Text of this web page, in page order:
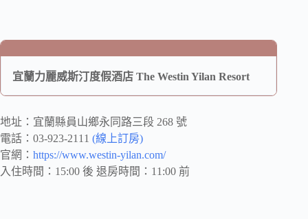
宜蘭力麗威斯汀度假酒店 The Westin Yilan Resort
地址：宜蘭縣員山鄉永同路三段 268 號
電話：03-923-2111 (線上訂房)
官網： https://www.westin-yilan.com/
入住時間：15:00 後 退房時間：11:00 前